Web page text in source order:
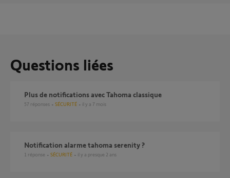
Questions liées
Plus de notifications avec Tahoma classique
57 réponses SÉCURITÉ il y a 7 mois
Notification alarme tahoma serenity ?
1 réponse SÉCURITÉ il y a presque 2 ans